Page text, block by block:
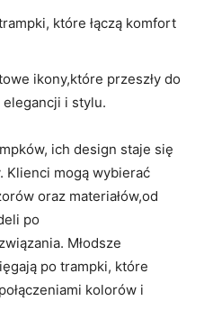
które ​łączą komfort
ikony,które przeszły do
i stylu.
ich design ⁤staje‌ się
Klienci‍ mogą ⁢wybierać
oraz materiałów,od⁤
po
Młodsze
po trampki, które
kolorów‍ i